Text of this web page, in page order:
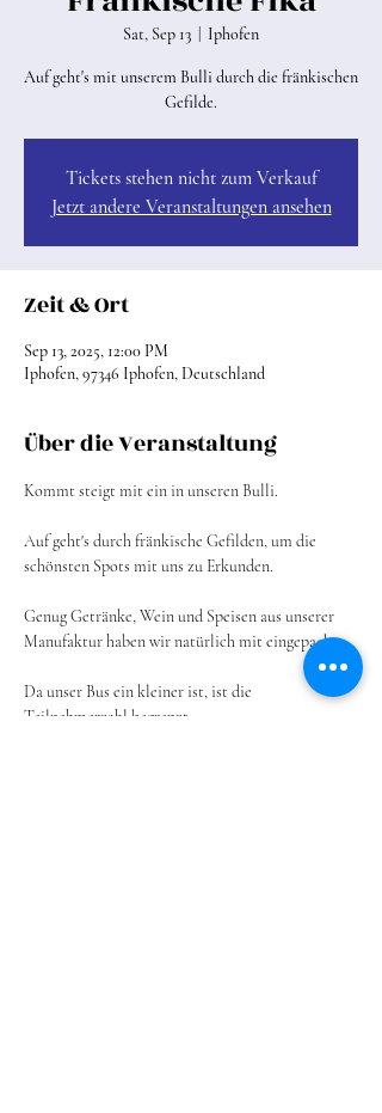
Sat, Sep 13 Iphofen
Auf geht's mit unserem Bulli durch die fränkischen
Gefilde.
Tickets stehen nicht zum Verkauf
Jetzt andere Veranstaltungen ansehen
Zeit & Ort
Sep 13, 2025, 12:00 PM
Iphofen, 97346 Iphofen, Deutschland
Über die Veranstaltung
Kommt steigt mit ein in unseren Bulli.
Auf geht's durch fränkische Gefilden, um die
schönsten Spots mit uns zu Erkunden.
Genug Getränke, Wein und Speisen aus unserer
Manufaktur haben wir natürlich mit eingepackt.
Da unser Bus ein kleiner ist, ist die
Teilnehmerzahl begrenzt.